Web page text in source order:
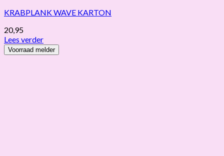
KRABPLANK WAVE KARTON
20,95
Lees verder
Voorraad melder